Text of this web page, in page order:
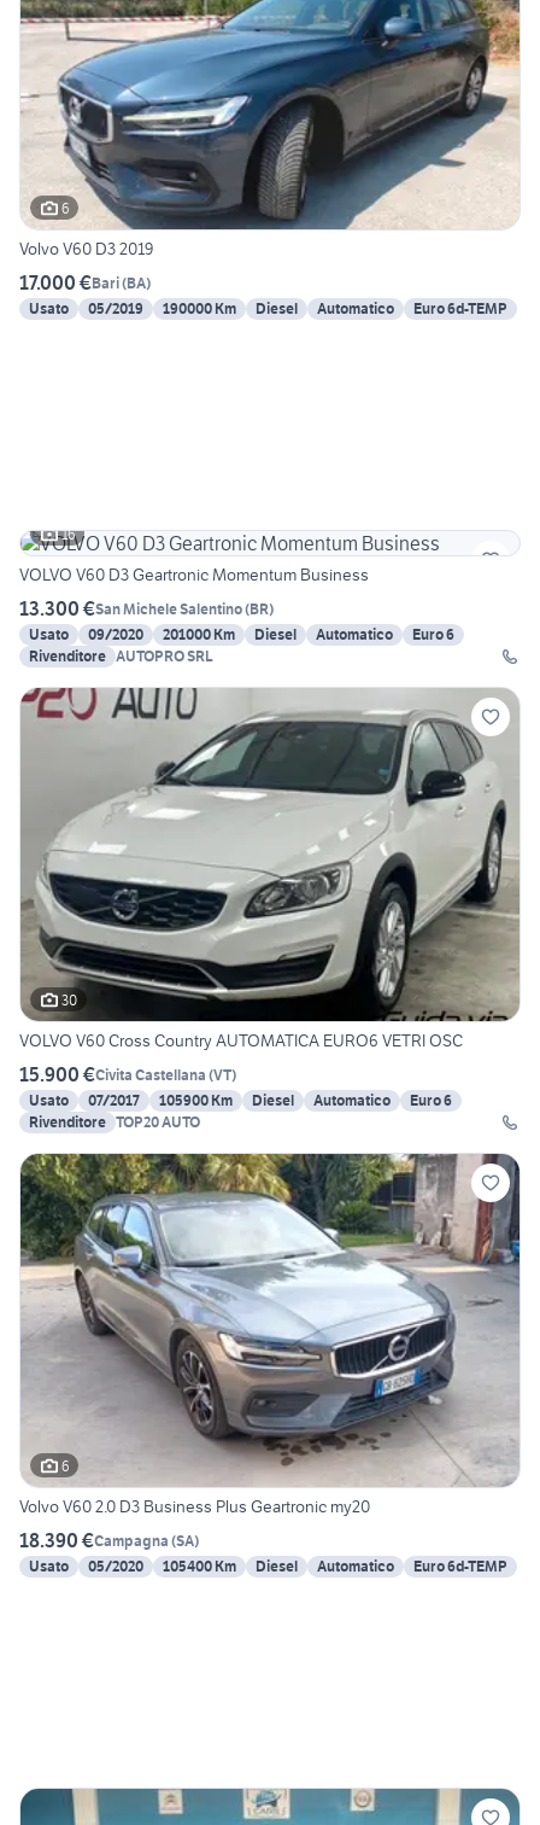
6
Volvo V60 D3 2019
17.000 €Bari(BA)
Usato
05/2019 190000 Km Diesel Automatico Euro 6d-TEMP
16
VOLVO V60 D3 Geartronic Momentum Business
13.300 €San Michele Salentino(BR)
Usato
09/2020 201000 Km Diesel Automatico
Euro 6
Rivenditore AUTOPRO SRL
30
VOLVO V60 Cross Country AUTOMATICA EURO6 VETRI OSC
15.900 €Civita Castellana (VT)
Usato
07/2017 105900 Km Diesel Automatico
Euro 6
Rivenditore TOP20 AUTO
6
Volvo V60 2.0 D3 Business Plus Geartronic my20
18.390 €Campagna (SA)
Usato
05/2020 105400 Km Diesel Automatico Euro 6d-TEMP